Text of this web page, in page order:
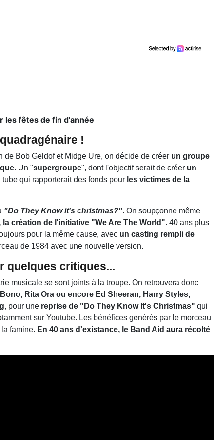
les fêtes de fin d'année
!
de Bob Geldof et Midge Ure, on décide de créer un groupe
. Un "supergroupe", dont l'objectif serait de créer un
tube qui rapporterait des fonds pour les victimes de la
"Do They Know it's christmas?". On soupçonne même
création de l'initiative "We Are The World". 40 ans plus
pour la même cause, avec un casting rempli de
de 1984 avec une nouvelle version.
quelques critiques...
musicale se sont joints à la troupe. On retrouvera donc
Rita Ora ou encore Ed Sheeran, Harry Styles,
, pour une reprise de "Do They Know It's Christmas" qui
sur Youtube. Les bénéfices générés par le morceau
famine. En 40 ans d'existance, le Band Aid aura récolté